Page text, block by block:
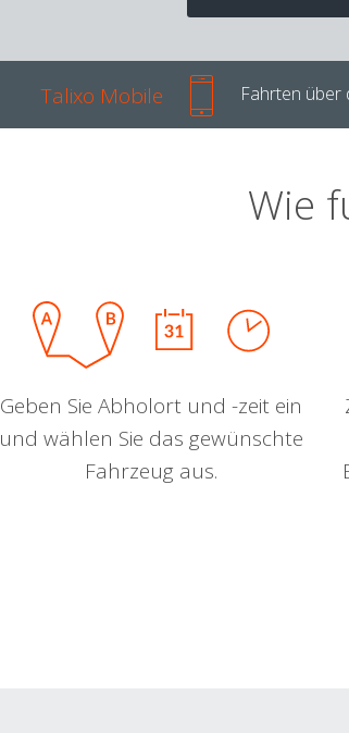
Talixo Mobile Fahrten über
Wie
Geben Sie Abholort und -zeit ein
und wählen Sie das gewünschte
Fahrzeug aus.